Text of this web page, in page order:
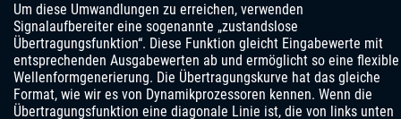
Um diese Umwandlungen zu erreichen, verwenden
Signalaufbereiter eine sogenannte „zustandslose
Übertragungsfunktion“. Diese Funktion gleicht Eingabewerte mit
entsprechenden Ausgabewerten ab und ermöglicht so eine flexible
Wellenformgenerierung. Die Übertragungskurve hat das gleiche
Format, wie wir es von Dynamikprozessoren kennen. Wenn die
Übertragungsfunktion eine diagonale Linie ist, die von links unten